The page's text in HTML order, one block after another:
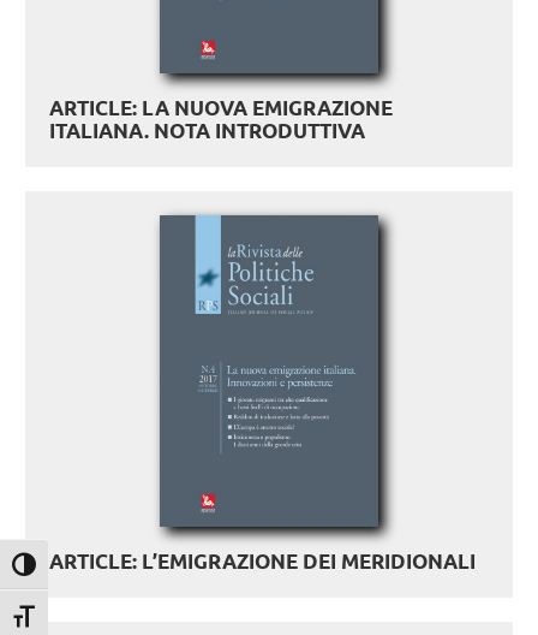
Attiva/disattiva alto contrasto
Attiva/disattiva dimensione testo
ARTICLE: LA NUOVA EMIGRAZIONE
ITALIANA. NOTA INTRODUTTIVA
ARTICLE: L’EMIGRAZIONE DEI MERIDIONALI